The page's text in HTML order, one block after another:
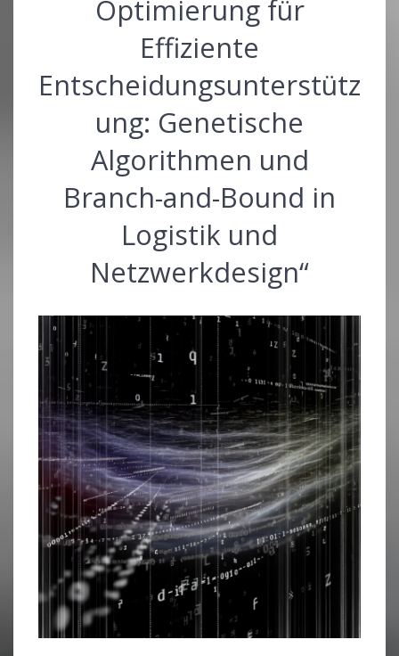
Optimierung für
Effiziente
Entscheidungsunterstütz
ung: Genetische
Algorithmen und
Branch-and-Bound in
Logistik und
Netzwerkdesign“